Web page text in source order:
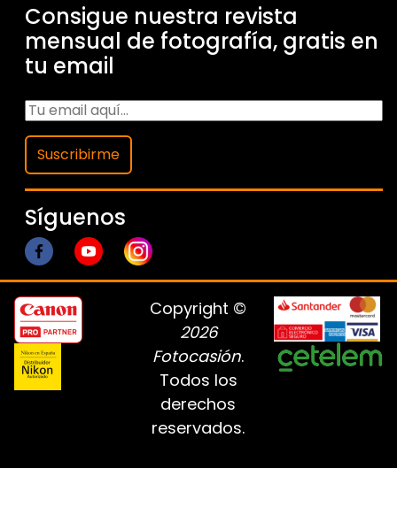
Consigue nuestra revista
mensual de fotografía, gratis en
tu email
Suscribirme
Síguenos
Copyright ©
2026
Fotocasión.
Todos los
derechos
reservados.